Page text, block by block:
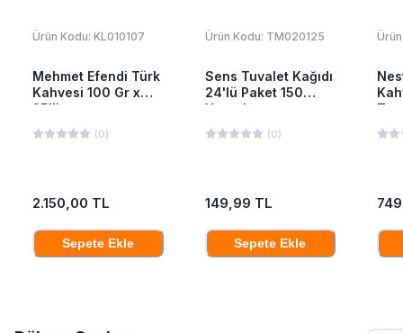
Ürün Kodu: KL010107
Mehmet Efendi Türk
Kahvesi 100 Gr x
25'li
(0)
2.150,00 TL
Sepete Ekle
Ürün Kodu: TM020125
Sens Tuvalet Kağıdı
24'lü Paket 150
Yaprak
(0)
149,99 TL
Sepete Ekle